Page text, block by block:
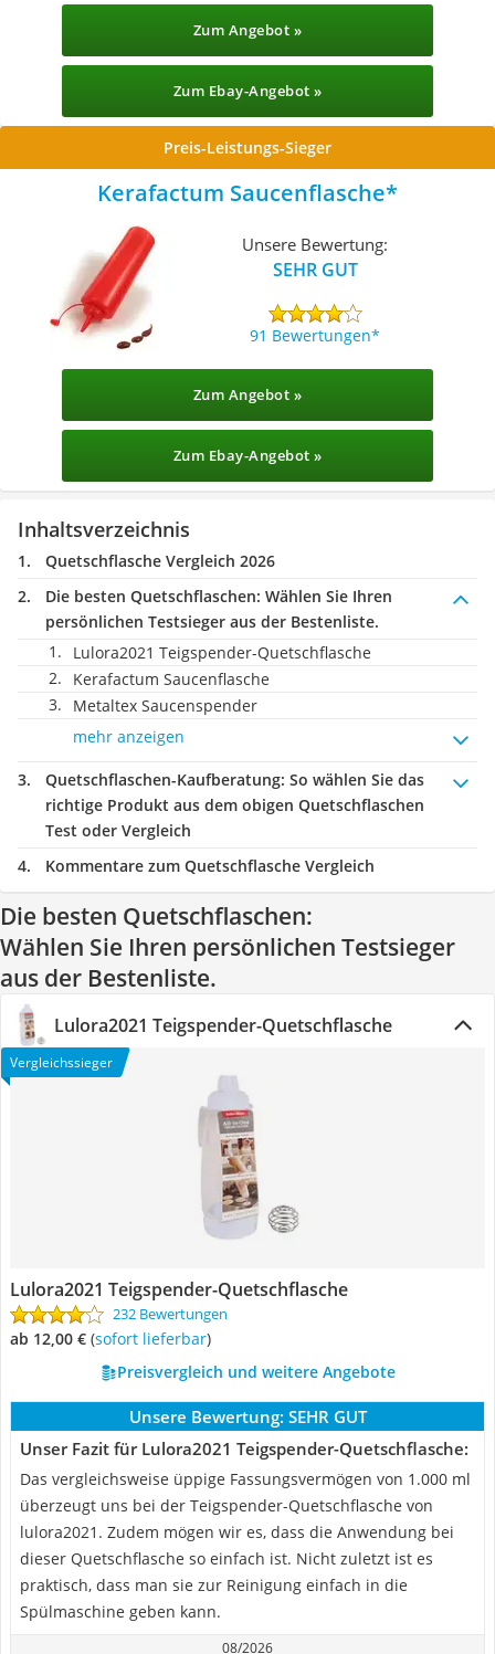
Zum Angebot »
Zum Ebay-Angebot »
Preis-Leistungs-Sieger
Kerafactum Saucenflasche
Unsere Bewertung:
SEHR GUT
91 Bewertungen
Zum Angebot »
Zum Ebay-Angebot »
Inhaltsverzeichnis
Quetschflasche Vergleich 2026
Die besten Quetschflaschen: Wählen Sie Ihren
persönlichen Testsieger aus der Bestenliste.
Lulora2021 Teigspender-Quetschflasche
Kerafactum Saucenflasche
Metaltex Saucenspender
mehr anzeigen
Quetschflaschen-Kaufberatung: So wählen Sie das
richtige Produkt aus dem obigen Quetschflaschen
Test oder Vergleich
Kommentare zum Quetschflasche Vergleich
Die besten Quetschflaschen:
Wählen Sie Ihren persönlichen Testsieger
aus der Bestenliste.
Lulora2021 Teigspender-Quetschflasche
Vergleichssieger
Lulora2021 Teigspender-Quetschflasche
232 Bewertungen
ab 12,00 € ( Sofort lieferbar)
Preisvergleich und weitere Angebote
Unsere Bewertung: SEHR GUT
Unser Fazit für Lulora2021 Teigspender-Quetschflasche:
Das vergleichsweise üppige Fassungsvermögen von 1.000 ml
überzeugt uns bei der Teigspender-Quetschflasche von
lulora2021. Zudem mögen wir es, dass die Anwendung bei
dieser Quetschflasche so einfach ist. Nicht zuletzt ist es
praktisch, dass man sie zur Reinigung einfach in die
Spülmaschine geben kann.
08/2026